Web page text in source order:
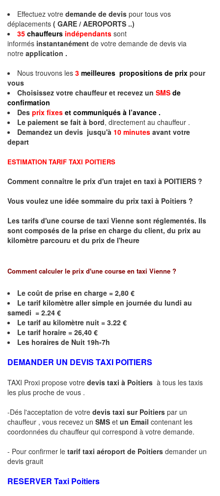
Effectuez votre demande de devis pour tous vos
déplacements ( GARE / AEROPORTS ..)
35 chauffeurs indépendants sont
informés instantanément de votre demande de devis via
notre application .
Nous trouvons les 3 meilleures propositions de prix pour
vous
Choisissez votre chauffeur et recevez un SMS de
confirmation
Des prix fixes et communiqués à l’avance .
Le paiement se fait à bord, directement au chauffeur .
Demandez un devis jusqu'à 10 minutes avant votre
depart
ESTIMATION TARIF TAXI POITIERS
Comment connaître le prix d'un trajet en taxi à POITIERS ?
Vous voulez une idée sommaire du prix taxi à Poitiers ?
Les tarifs d'une course de taxi Vienne sont réglementés. Ils
sont composés de la prise en charge du client, du prix au
kilomètre parcouru et du prix de l'heure
Comment calculer le prix d'une course en taxi Vienne ?
Le coût de prise en charge = 2,80 €
Le tarif kilomètre aller simple en journée du lundi au
samedi = 2.24 €
Le tarif au kilomètre nuit = 3.22 €
Le tarif horaire = 26,40 €
Les horaires de Nuit 19h-7h
DEMANDER UN DEVIS TAXI POITIERS
TAXI Proxi propose votre devis taxi à Poitiers à tous les taxis
les plus proche de vous .
-Dés l'acceptation de votre devis taxi sur Poitiers par un
chauffeur , vous recevez un SMS et un Email contenant les
coordonnées du chauffeur qui correspond à votre demande.
- Pour confirmer le tarif taxi aéroport de Poitiers demander un
devis grauit
RESERVER Taxi Poitiers